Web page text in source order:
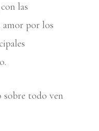
las
amor por los
sobre todo ven